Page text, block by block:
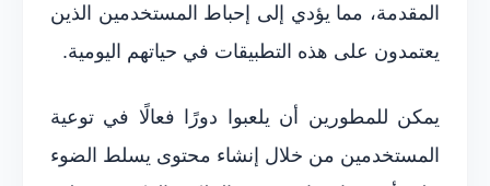
المقدمة، مما يؤدي إلى إحباط المستخدمين الذين
يعتمدون على هذه التطبيقات في حياتهم اليومية.
يمكن للمطورين أن يلعبوا دورًا فعالًا في توعية
المستخدمين من خلال إنشاء محتوى يسلط الضوء